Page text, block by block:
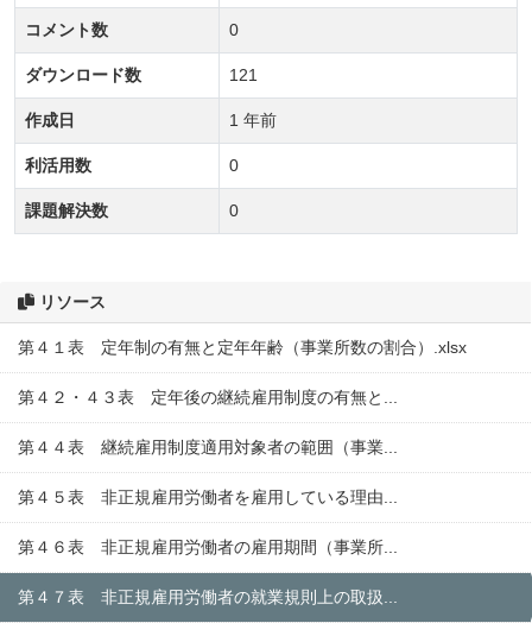
リソース
第４１表 定年制の有無と定年年齢（事業所数の割合）.xlsx
第４２・４３表 定年後の継続雇用制度の有無と...
第４４表 継続雇用制度適用対象者の範囲（事業...
第４５表 非正規雇用労働者を雇用している理由...
第４６表 非正規雇用労働者の雇用期間（事業所...
第４７表 非正規雇用労働者の就業規則上の取扱...
コメント数 0
ダウンロード数 121
作成日 1 年前
利活用数 0
課題解決数 0